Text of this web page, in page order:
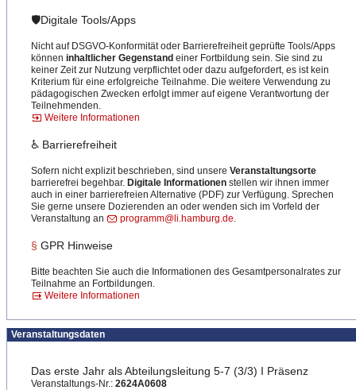
🛡️Digitale Tools/Apps
Nicht auf DSGVO-Konformität oder Barrierefreiheit geprüfte Tools/Apps
können inhaltlicher Gegenstand einer Fortbildung sein. Sie sind zu
keiner Zeit zur Nutzung verpflichtet oder dazu aufgefordert, es ist kein
Kriterium für eine erfolgreiche Teilnahme. Die weitere Verwendung zu
pädagogischen Zwecken erfolgt immer auf eigene Verantwortung der
Teilnehmenden.
Weitere Informationen
♿ Barrierefreiheit
Sofern nicht explizit beschrieben, sind unsere Veranstaltungsorte
barrierefrei begehbar. Digitale Informationen stellen wir ihnen immer
auch in einer barrierefreien Alternative (PDF) zur Verfügung. Sprechen
Sie gerne unsere Dozierenden an oder wenden sich im Vorfeld der
Veranstaltung an
programm@li.hamburg.de.
§ GPR Hinweise
Bitte beachten Sie auch die Informationen des Gesamtpersonalrates zur
Teilnahme an Fortbildungen.
Weitere Informationen
Veranstaltungsdaten
Das erste Jahr als Abteilungsleitung 5-7 (3/3) I Präsenz
Veranstaltungs-Nr.: 2624A0608